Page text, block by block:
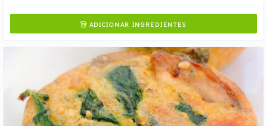
ADICIONAR INGREDIENTES